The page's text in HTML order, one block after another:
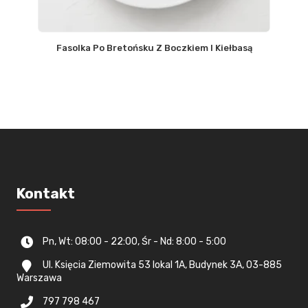
Fasolka Po Bretońsku Z Boczkiem I Kiełbasą
Kontakt
Pn, Wt: 08:00 - 22:00, Śr - Nd: 8:00 - 5:00
Ul. Księcia Ziemowita 53 lokal 1A, Budynek 3A, 03-885
Warszawa
797 798 467